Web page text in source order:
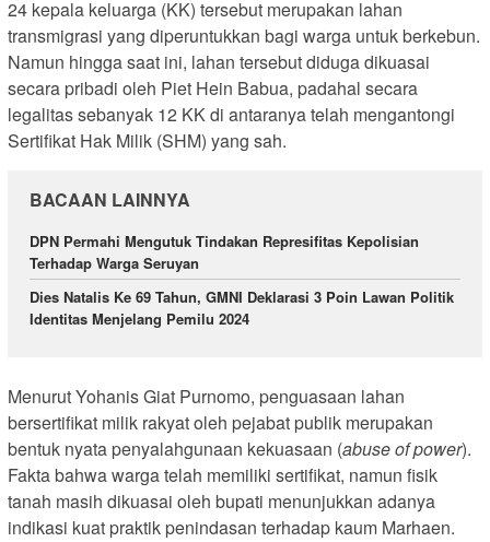
24 kepala keluarga (KK) tersebut merupakan lahan
transmigrasi yang diperuntukkan bagi warga untuk berkebun.
Namun hingga saat ini, lahan tersebut diduga dikuasai
secara pribadi oleh Piet Hein Babua, padahal secara
legalitas sebanyak 12 KK di antaranya telah mengantongi
Sertifikat Hak Milik (SHM) yang sah.
BACAAN LAINNYA
DPN Permahi Mengutuk Tindakan Represifitas Kepolisian
Terhadap Warga Seruyan
Dies Natalis Ke 69 Tahun, GMNI Deklarasi 3 Poin Lawan Politik
Identitas Menjelang Pemilu 2024
Menurut Yohanis Giat Purnomo, penguasaan lahan
bersertifikat milik rakyat oleh pejabat publik merupakan
bentuk nyata penyalahgunaan kekuasaan (abuse of power).
Fakta bahwa warga telah memiliki sertifikat, namun fisik
tanah masih dikuasai oleh bupati menunjukkan adanya
indikasi kuat praktik penindasan terhadap kaum Marhaen.